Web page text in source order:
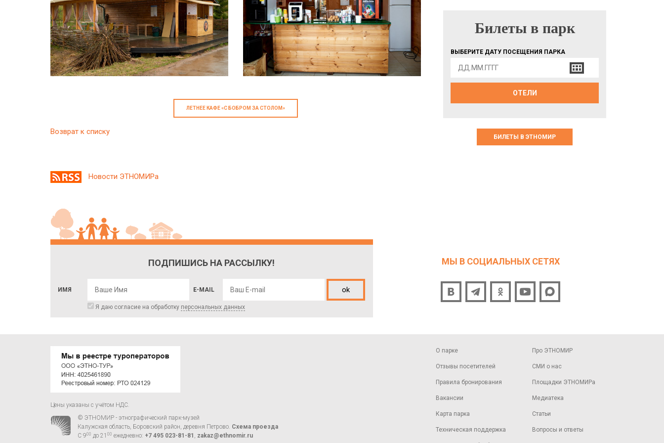
ЛЕТНЕЕ КАФЕ «С БОБРОМ ЗА СТОЛОМ»
Возврат к списку
БИЛЕТЫ В ПАРК
Билеты в парк
ВЫБЕРИТЕ ДАТУ ПОСЕЩЕНИЯ ПАРКА
ОТЕЛИ
БИЛЕТЫ В ЭТНОМИР
Новости ЭТНОМИРа
ПОДПИШИСЬ НА РАССЫЛКУ!
ИМЯ E-MAIL ok
Я даю согласие на обработку персональных данных
МЫ В СОЦИАЛЬНЫХ СЕТЯХ
О парке
Отзывы посетителей
Правила бронирования
Вакансии
Карта парка
Техническая поддержка
Про ЭТНОМИР
СМИ о нас
Площадки ЭТНОМИРа
Медиатека
Статьи
Вопросы и ответы
Цены указаны с учётом НДС.
© ЭТНОМИР - этнографический парк-музей
Калужская область, Боровский район, деревня Петрово. Схема проезда
С 900 до 21 00 ежедневно: +7 495 023-81-81 , zakaz@ethnomir.ru